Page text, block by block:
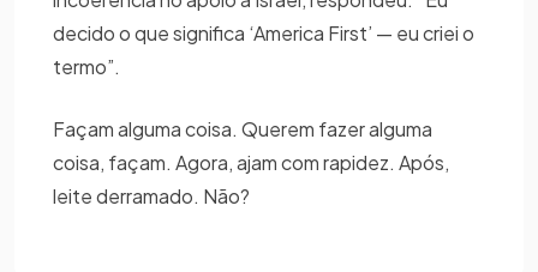
decido o que significa ‘America First’ — eu criei o
termo”.
Façam alguma coisa. Querem fazer alguma
coisa, façam. Agora, ajam com rapidez. Após,
leite derramado. Não?